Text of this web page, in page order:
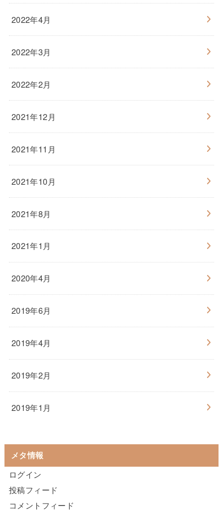
2022年4月
2022年3月
2022年2月
2021年12月
2021年11月
2021年10月
2021年8月
2021年1月
2020年4月
2019年6月
2019年4月
2019年2月
2019年1月
メタ情報
ログイン
投稿フィード
コメントフィード